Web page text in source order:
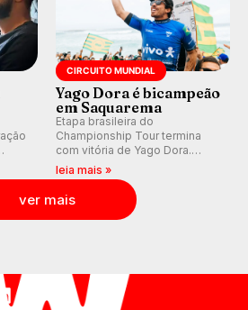
CIRCUITO MUNDIAL
Yago Dora é bicampeão
em Saquarema
Etapa brasileira do
Championship Tour termina
com vitória de Yago Dora.
Sawyer Lindblad vence entre
as mulheres e Leonardo
Fioravanti assume liderança do
ranking mundial da WSL, na
etapa de Saquarema.
leia mais »
ver mais